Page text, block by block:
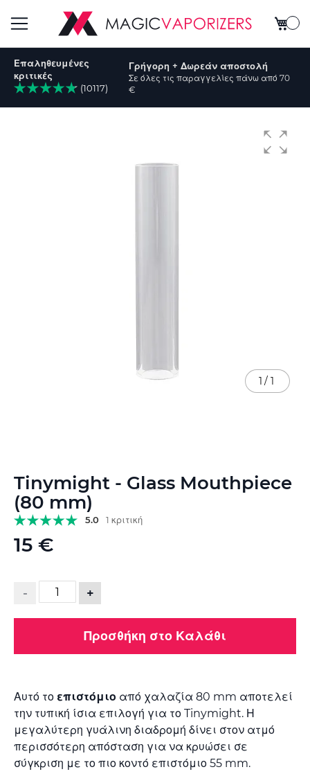
Εναλλαγή
Πλοήγησης
Το
Επαληθευμένες
κριτικές
(10117)
Γρήγορη + Δωρεάν αποστολή
Σε όλες τις παραγγελίες πάνω από 70
€
Tinymight - Glass Mouthpiece
(80 mm)
5.0 1 κριτική
15 €
- +
Προσθήκη στο Καλάθι
Αυτό το επιστόμιο από χαλαζία 80 mm αποτελεί
την τυπική ίσια επιλογή για το Tinymight. Η
μεγαλύτερη γυάλινη διαδρομή δίνει στον ατμό
περισσότερη απόσταση για να κρυώσει σε
σύγκριση με το πιο κοντό επιστόμιο 55 mm.
1 / 1
στην
αρχή
της
συλλογής
εικόνων